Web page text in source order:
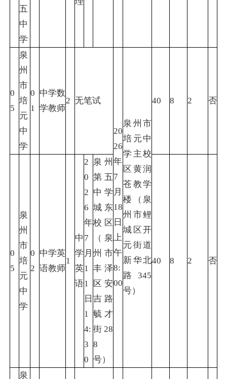
五
中
学
0
5
泉
州
市
培
元
中
学
0
1
中学数
学教师
2 无笔试
20
26
年
7
月
18
日
上
午
8:
00
泉州市
培元中
学主校
区黄润
苍教学
楼（泉
州市鲤
城区开
元街道
新华北
路345
号）
40 8 2 否
0
5
泉
州
市
培
元
中
学
0
2
中学英
语教师
1
中
学
英
语
2
0
2
6
年
7
月
1
1
日
1
4:
3
0
泉州
第五
中学
城东
校区
（泉
州市
丰泽
区安
吉路
毓才
街28
8
号）
40 8 2 否
泉